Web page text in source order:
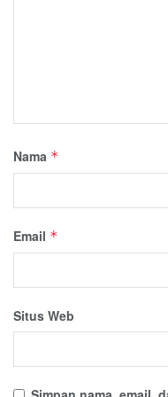
Nama *
Email *
Situs Web